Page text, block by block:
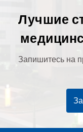
Лучшие
Запишитесь на